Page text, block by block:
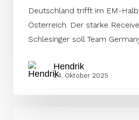
Deutschland trifft im EM-
Österreich. Der starke
Schlesinger soll Team
Hendrik
24. Oktober 2025